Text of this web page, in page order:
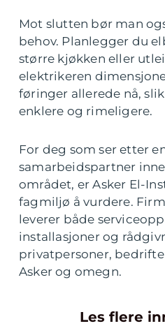
Mot slutten bør man
behov. Planlegger du
større kjøkken eller
elektrikeren
føringer allerede nå,
enklere og rimeligere.
For deg som ser etter
samarbeidspartner
området, er Asker El-
fagmiljø å vurdere.
leverer både
installasjoner og
privatpersoner,
Asker og omegn.
Les flere